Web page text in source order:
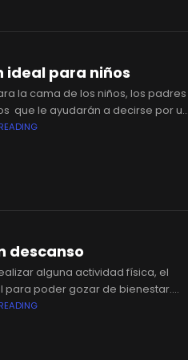
ideal para niños
la cama de los niños, los padres
que le ayudarán a decirse por un
descanso
alguna actividad física, el
para poder gozar de bienestar.
sommier y